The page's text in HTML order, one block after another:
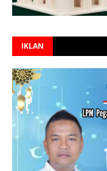
IKLAN